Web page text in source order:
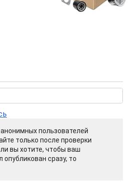
пользователей
только после проверки
вы хотите, чтобы ваш
сразу, то